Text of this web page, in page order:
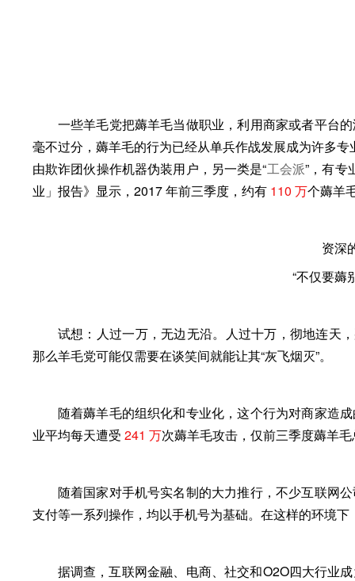
一些羊毛党把薅羊毛当做职业，利用商家或者平台
毫不过分，薅羊毛的行为已经从单兵作战发展成为许多
由欺诈团伙操作机器伪装用户，另一类是“工会派”，有专
业」报告》显示，2017 年前三季度，约有110 万个薅羊
资深
“不仅要薅
试想：人过一万，无边无沿。人过十万，彻地连天
那么羊毛党可能仅需要在谈笑间就能让其“灰飞烟灭”。
随着薅羊毛的组织化和专业化，这个行为对商家造
业平均每天遭受 241 万次薅羊毛攻击，仅前三季度薅羊
随着国家对手机号实名制的大力推行，不少互联网
支付等一系列操作，均以手机号为基础。在这样的环境下
据调查，互联网金融、电商、社交和O2O四大行业